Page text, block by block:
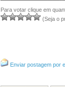
Para votar clique em
(Seja o
Enviar postagem por